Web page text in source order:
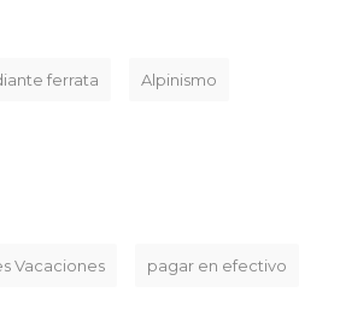
ferrata Alpinismo
Vacaciones pagar en efectivo